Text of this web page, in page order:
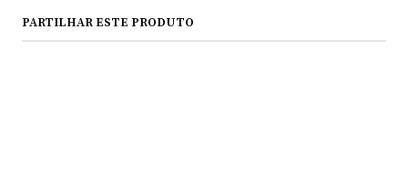
PARTILHAR ESTE PRODUTO